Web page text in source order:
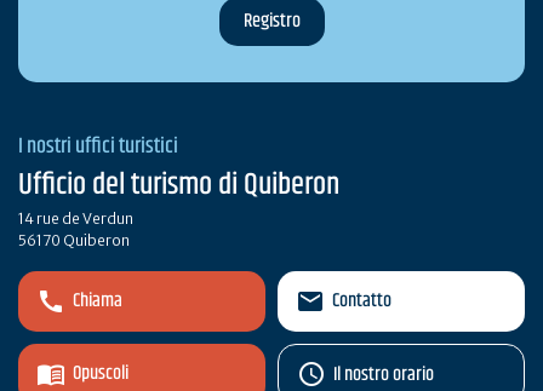
I nostri uffici turistici
Ufficio del turismo di Quiberon
14 rue de Verdun
56170 Quiberon
Chiama
Opuscoli
Contatto
Il nostro orario